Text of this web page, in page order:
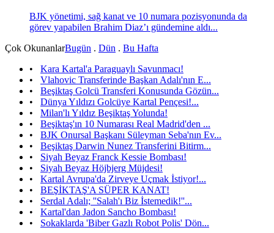
BJK yönetimi, sağ kanat ve 10 numara pozisyonunda da
görev yapabilen Brahim Diaz’ı gündemine aldı...
Çok OkunanlarBugün . Dün . Bu Hafta
• Kara Kartal'a Paraguaylı Savunmacı!
• Vlahovic Transferinde Başkan Adalı'nın E...
• Beşiktaş Golcü Transferi Konusunda Gözün...
• Dünya Yıldızı Golcüye Kartal Pençesi!...
• Milan'lı Yıldız Beşiktaş Yolunda!
• Beşiktaş'ın 10 Numarası Real Madrid'den ...
• BJK Onursal Başkanı Süleyman Seba'nın Ev...
• Beşiktaş Darwin Nunez Transferini Bitirm...
• Siyah Beyaz Franck Kessie Bombası!
• Siyah Beyaz Höjbjerg Müjdesi!
• Kartal Avrupa'da Zirveye Uçmak İstiyor!...
• BEŞİKTAŞ'A SÜPER KANAT!
• Serdal Adalı; ''Salah'ı Biz İstemedik!''...
• Kartal'dan Jadon Sancho Bombası!
• Sokaklarda 'Biber Gazlı Robot Polis' Dön...